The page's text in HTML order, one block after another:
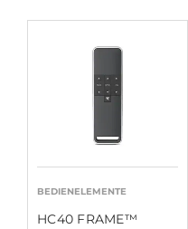
BEDIENELEMENTE
HC40 FRAME™